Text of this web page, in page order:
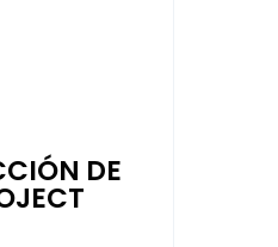
DE